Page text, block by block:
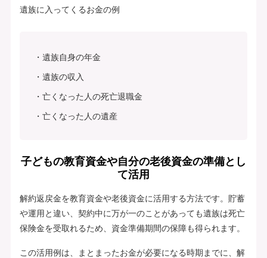
遺族に入ってくるお金の例
遺族自身の年金
遺族の収入
亡くなった人の死亡退職金
亡くなった人の遺産
子どもの教育資金や自分の老後資金の準備とし
て活用
解約返戻金を教育資金や老後資金に活用する方法です。貯蓄
や運用と違い、契約中に万が一のことがあっても遺族は死亡
保険金を受取れるため、資金準備期間の保障も得られます。
この活用例は、まとまったお金が必要になる時期までに、解